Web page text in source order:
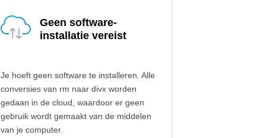
Geen software-
installatie vereist
Je hoeft geen software te installeren. Alle
conversies van rm naar divx worden
gedaan in de cloud, waardoor er geen
gebruik wordt gemaakt van de middelen
van je computer.